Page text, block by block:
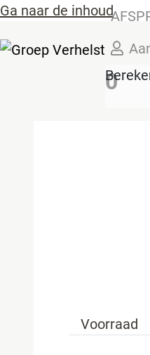
Ga naar de inhoud
0
Voorraad